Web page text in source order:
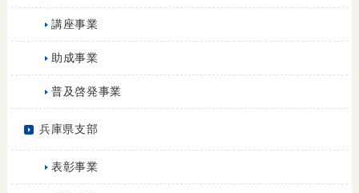
講座事業
助成事業
普及啓発事業
兵庫県支部
表彰事業